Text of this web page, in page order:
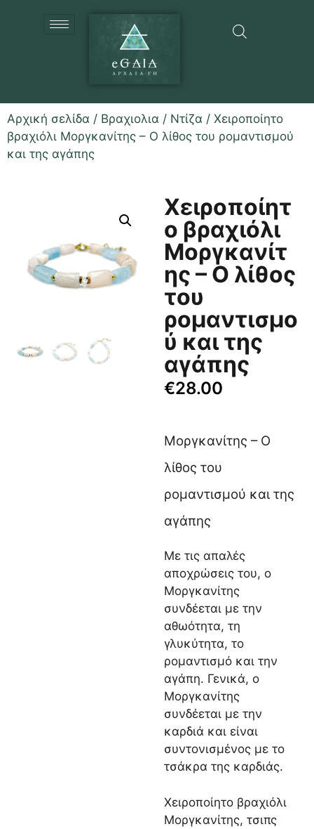
Αρχική σελίδα / Βραχιολια / Ντίζα / Χειροποίητο
βραχιόλι Μοργκανίτης – Ο λίθος του ρομαντισμού
και της αγάπης
Χειροποίητ
ο βραχιόλι
Μοργκανίτ
ης – Ο λίθος
του
ρομαντισμο
ύ και της
αγάπης
€28.00
Μοργκανίτης – Ο
λίθος του
ρομαντισμού και της
αγάπης
Με τις απαλές
αποχρώσεις του, ο
Μοργκανίτης
συνδέεται με την
αθωότητα, τη
γλυκύτητα, το
ρομαντισμό και την
αγάπη. Γενικά, ο
Μοργκανίτης
συνδέεται με την
καρδιά και είναι
συντονισμένος με το
τσάκρα της καρδιάς.
Χειροποίητο βραχιόλι
Μοργκανίτης, τσιπς